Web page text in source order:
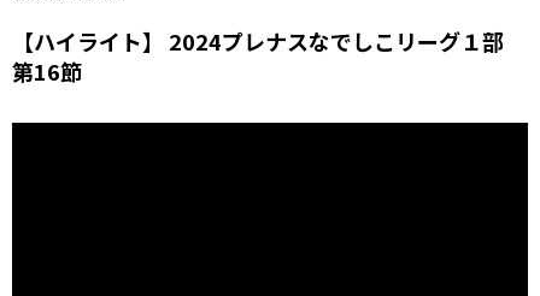
【ハイライト】 2024プレナスなでしこリーグ１部
第16節